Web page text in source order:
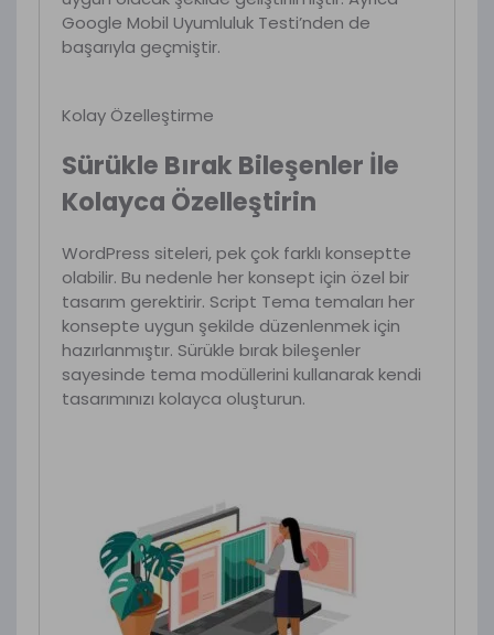
Google Mobil Uyumluluk Testi’nden de
başarıyla geçmiştir.
Kolay Özelleştirme
Sürükle Bırak Bileşenler İle
Kolayca Özelleştirin
WordPress siteleri, pek çok farklı konseptte
olabilir. Bu nedenle her konsept için özel bir
tasarım gerektirir. Script Tema temaları her
konsepte uygun şekilde düzenlenmek için
hazırlanmıştır. Sürükle bırak bileşenler
sayesinde tema modüllerini kullanarak kendi
tasarımınızı kolayca oluşturun.